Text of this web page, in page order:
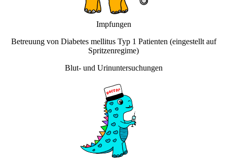
Impfungen
Betreuung von Diabetes mellitus Typ 1 Patienten (eingestellt auf
Spritzenregime)
Blut- und Urinuntersuchungen